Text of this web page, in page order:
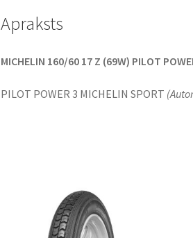
Apraksts
MICHELIN 160/60 17 Z (69W) PILOT
PILOT POWER 3 MICHELIN SPORT